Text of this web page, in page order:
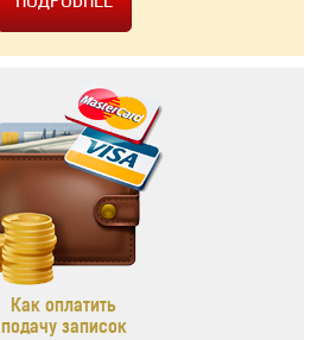
Как оплатить
подачу записок